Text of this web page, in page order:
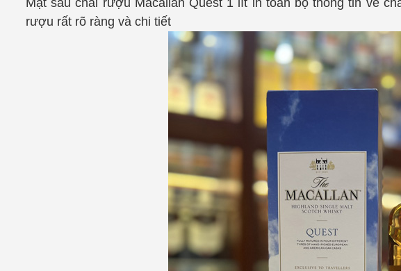
Mặt sau chai rượu Macallan Quest 1 lít in toàn bộ thông tin về
rượu rất rõ ràng và chi tiết